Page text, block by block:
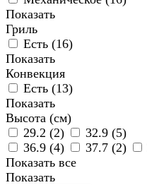
Показать
Гриль
Есть (16)
Показать
Конвекция
Есть (13)
Показать
Высота (см)
29.2 (2) 32.9 (5)
36.9 (4) 37.7 (2)
Показать все
Показать